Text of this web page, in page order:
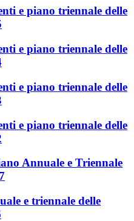
e piano triennale delle
e piano triennale delle
e piano triennale delle
e piano triennale delle
Annuale e Triennale
e triennale delle